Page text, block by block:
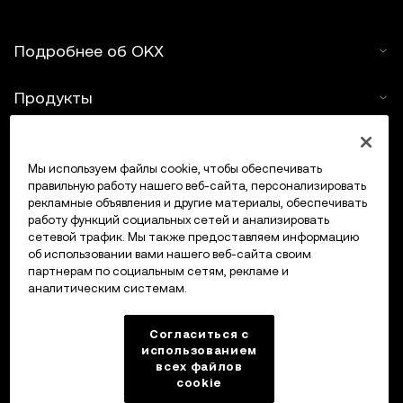
Web3-кошелька OKX и рынка NFT OKX действуют
которыми можно на
Подробнее об OKX
Продукты
Поддержка
Купить крипто
Крипто-калькулятор
Мы используем файлы cookie, чтобы обеспечивать
правильную работу нашего веб-сайта, персонализировать
рекламные объявления и другие материалы, обеспечивать
работу функций социальных сетей и анализировать
сетевой трафик. Мы также предоставляем информацию
об использовании вами нашего веб-сайта своим
партнерам по социальным сетям, рекламе и
аналитическим системам.
Согласиться с
использованием
всех файлов
cookie